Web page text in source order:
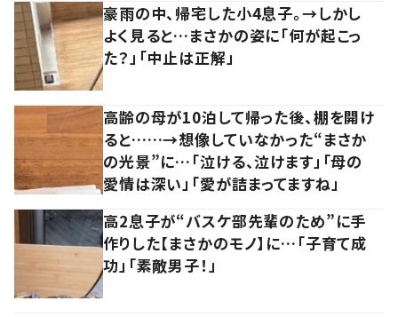
豪雨の中、帰宅した小4息子。→しかし
よく見ると…まさかの姿に「何が起こっ
た？」「中止は正解」
高齢の母が10泊して帰った後、棚を開け
ると……→想像していなかった“まさか
の光景”に…「泣ける、泣けます」「母の
愛情は深い」「愛が詰まってますね」
高2息子が“バスケ部先輩のため”に手
作りした【まさかのモノ】に…「子育て成
功」「素敵男子！」